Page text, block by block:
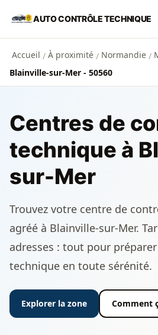
Aller au contenu principal
AUTO CONTRÔLE TECHNIQUE
Accueil / À proximité / Normandie /
Blainville-sur-Mer - 50560
Centres de
technique à
sur-Mer
Trouvez votre centre de
agréé à Blainville-sur-Mer.
adresses : tout pour
technique en toute sérénité.
Explorer la zone Comment